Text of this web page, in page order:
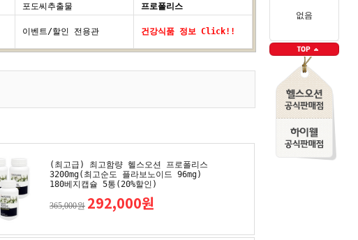
없음
포도씨추출물
프로폴리스
이벤트/할인 전용관 건강식품 정보 Click!!
(최고급) 최고함량 헬스오션 프로폴리스
3200mg(최고순도 플라보노이드 96mg)
180베지캡슐 5통(20%할인)
365,000원 292,000원